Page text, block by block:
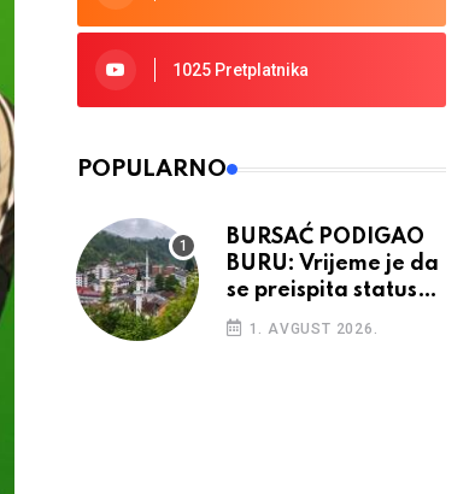
1025 Pretplatnika
POPULARNO
BURSAĆ PODIGAO
BURU: Vrijeme je da
se preispita status
Srebrenice u RS
1. AVGUST 2026.